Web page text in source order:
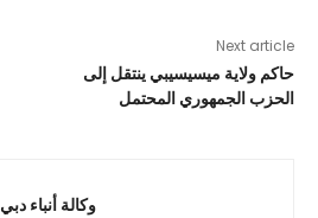
Next article
حاكم ولاية ميسيسيبي ينتقل إلى
الحزب الجمهوري المحتمل
وكالة أنباء دبي